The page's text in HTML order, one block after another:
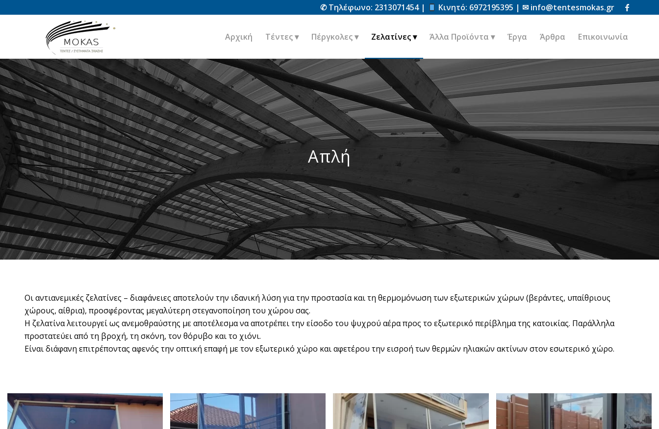
✆ Τηλέφωνο: 2313071454 | Κινητό: 6972195395 | ✉ info@tentesmokas.gr
Αρχική Τέντες Πέργκολες Ζελατίνες Άλλα Προϊόντα Έργα Άρθρα Επικοινωνία
Απλή
Οι αντιανεμικές ζελατίνες – διαφάνειες αποτελούν την ιδανική λύση για την προστασία και τη θερμομόνωση των εξωτερικών χώρων (βεράντες, υπαίθριους
χώρους, αίθρια), προσφέροντας μεγαλύτερη στεγανοποίηση του χώρου σας.
Η ζελατίνα λειτουργεί ως ανεμοθραύστης με αποτέλεσμα να αποτρέπει την είσοδο του ψυχρού αέρα προς το εξωτερικό περίβλημα της κατοικίας. Παράλληλα
προστατεύει από τη βροχή, τη σκόνη, τον θόρυβο και το χιόνι.
Είναι διάφανη επιτρέποντας αφενός την οπτική επαφή με τον εξωτερικό χώρο και αφετέρου την εισροή των θερμών ηλιακών ακτίνων στον εσωτερικό χώρο.